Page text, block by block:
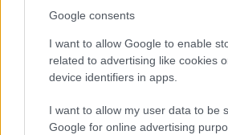
Google consents
I want to allow Google to enable
related to advertising like cookies
device identifiers in apps.
I want to allow my user data to be
Google for online advertising